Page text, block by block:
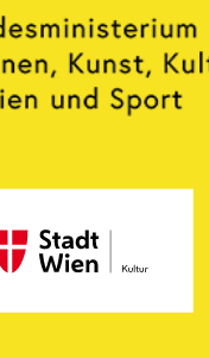
UNTERSTÜTZERN